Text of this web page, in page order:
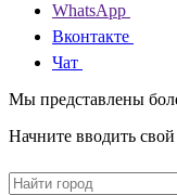
WhatsApp
Вконтакте
Чат
Мы представлены
Начните вводить